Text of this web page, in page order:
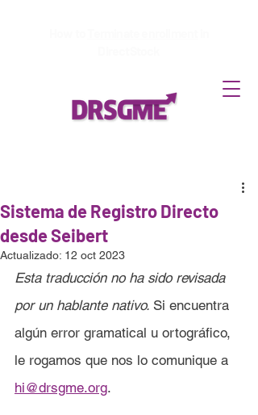
Sistema de Registro Directo
desde Seibert
Actualizado: 12 oct 2023
Esta traducción no ha sido revisada
por un hablante nativo. Si encuentra
algún error gramatical u ortográfico,
le rogamos que nos lo comunique a
hi@drsgme.org.